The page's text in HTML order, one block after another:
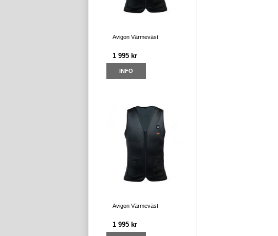
Avigon Värmeväst
1 995 kr
INFO
Avigon Värmeväst
1 995 kr